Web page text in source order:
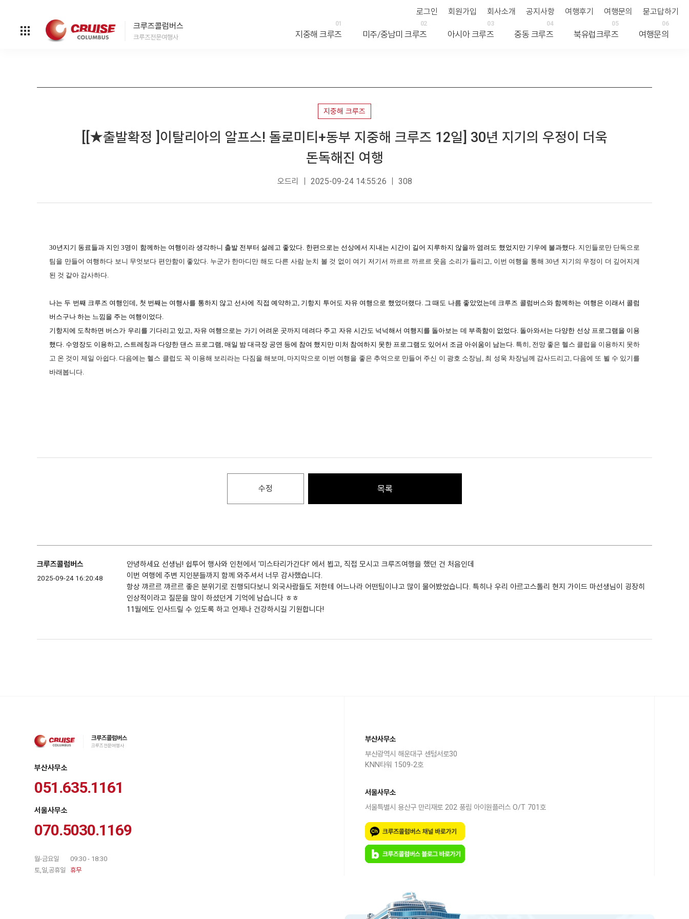
크루즈콜럼버스
크루즈전문여행사
01
지중해 크루즈
02
미주/중남미 크루즈
03
아시아 크루즈
04
중동 크루즈
05
북유럽크루즈
06
여행문의
로그인 회원가입 회사소개 공지사항 여행후기 여행문의 묻고답하기
지중해 크루즈
[[★출발확정 ]이탈리아의 알프스! 돌로미티+동부 지중해 크루즈 12일] 30년 지기의 우정이 더욱
돈독해진 여행
오드리 ｜ 2025-09-24 14:55:26 ｜ 308
30년지기 동료들과 지인3명 이 함께하는 여행이 라 생각하니 출발 전부터 설레고 좋았다. 한편으로는 선상에서 지내 는 시간이 길 어 지루하지 않을까 염려 도 했었지만 기우에 불과했 다. 지인들로만 단독으로
팀 을 만들어 여행하다 보니 무엇 보다 편안함이 좋았다. 누군가 한마디만 해 도 다른 사람 눈치 볼 것 없 이 여 기 저기서 까르르 까르르 웃음 소리 가 들리고, 이번 여행을 통해 30년 지기 의 우정 이 더 깊어지게
된 것 같아 감사하다.
나는 두 번째 크루즈 여행인데, 첫 번째는 여행사를 통하지 않고 선사에 직접예약하고, 기 항지 투어 도자유 여행으로 했었더 랬다. 그때 도 나름 좋았었는데 크루즈 콜럼버스와 함께하는 여행은 이래서 콜럼
버스구나 하는 느낌 을 주는 여행이었 다.
기항지에 도착하면 버스가 우리 를 기다리 고 있 고, 자유 여행으로는 가기 어려 운 곳까지데려 다 주고 자유 시간도 넉넉해서 여행지 를 돌아보는 데 부족함이 없었다. 돌아와서 는 다양한 선상 프로그램 을 이용
했 다. 수영장도 이용하고, 스트레 칭과 다양한 댄 스 프로그램, 매 일 밤 대극장 공연 등에 참여 했지 만 미 처 참여하지 못한 프로그램 도 있어서 조금 아쉬움이 남는다. 특히, 전 망 좋은 헬스 클럽 을 이용하지 못하
고 온 것 이 제일 아쉽 다. 다음에는 헬스 클럽도 꼭 이 용해 보리라는 다짐 을 해보며, 마지막으로 이번 여행을 좋은 추억으로 만들어 주신 이 광호 소장님, 최 성욱 차장님께 감사드리고, 다음에 또 뵐 수 있기 를
바래봅니다.
수정 목록
크루즈콜럼버스
2025-09-24 16:20:48
안녕하세요 선생님! 쉽투어 행사와 인천에서 '미스타리가간다!' 에서 뵙고, 직접 모시고 크루즈여행을 했던 건 처음인데
이번 여행에 주변 지인분들까지 함께 와주셔서 너무 감사했습니다.
항상 꺄르르 꺄르르 좋은 분위기로 진행되다보니 외국사람들도 저한테 어느나라 어떤팀이냐고 많이 물어봤었습니다. 특히나 우리 아르고스톨리 현지 가이드 마선생님이 굉장히
인상적이라고 질문을 많이 하셨던게 기억에 남습니다 ㅎㅎ
11월에도 인사드릴 수 있도록 하고 언제나 건강하시길 기원합니다!
크루즈콜럼버스
크루즈전문여행사
부산사무소
051.635.1161
서울사무소
070.5030.1169
월-금요일
09:30 - 18:30
토,일,공휴일
휴무
부산사무소
부산광역시 해운대구 센텀서로30
KNN타워 1509-2호
서울사무소
서울특별시 용산구 만리재로 202 풍림 아이원플러스 O/T 701호